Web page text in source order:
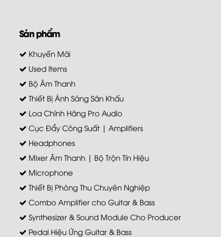
Sản phẩm
Khuyến Mãi
Used Items
Bộ Âm Thanh
Thiết Bị Ánh Sáng Sân Khấu
Loa Chính Hãng Pro Audio
Cục Đẩy Công Suất | Amplifiers
Headphones
Mixer Âm Thanh | Bộ Trộn Tín Hiệu
Microphone
Thiết Bị Phòng Thu Chuyên Nghiệp
Combo Amplifier cho Guitar & Bass
Synthesizer & Sound Module Cho Producer
Pedal Hiệu Ứng Guitar & Bass